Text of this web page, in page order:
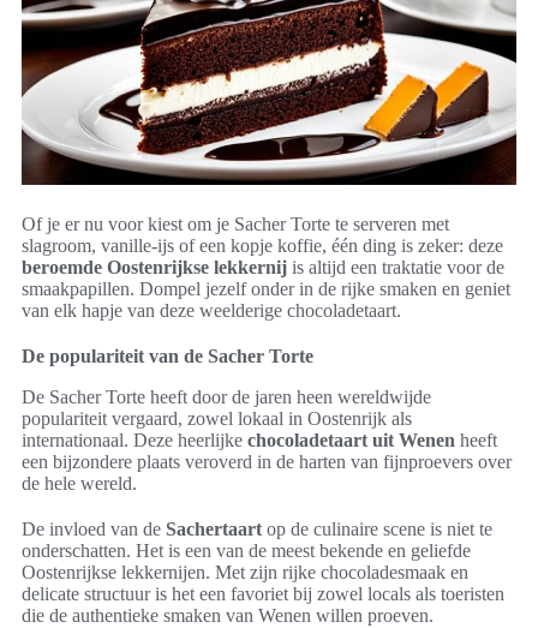
Of je er nu voor kiest om je Sacher Torte te serveren met
slagroom, vanille-ijs of een kopje koffie, één ding is zeker: deze
beroemde Oostenrijkse lekkernij is altijd een traktatie voor de
smaakpapillen. Dompel jezelf onder in de rijke smaken en geniet
van elk hapje van deze weelderige chocoladetaart.
De populariteit van de Sacher Torte
De Sacher Torte heeft door de jaren heen wereldwijde
populariteit vergaard, zowel lokaal in Oostenrijk als
internationaal. Deze heerlijke chocoladetaart uit Wenen heeft
een bijzondere plaats veroverd in de harten van fijnproevers over
de hele wereld.
De invloed van de Sachertaart op de culinaire scene is niet te
onderschatten. Het is een van de meest bekende en geliefde
Oostenrijkse lekkernijen. Met zijn rijke chocoladesmaak en
delicate structuur is het een favoriet bij zowel locals als toeristen
die de authentieke smaken van Wenen willen proeven.